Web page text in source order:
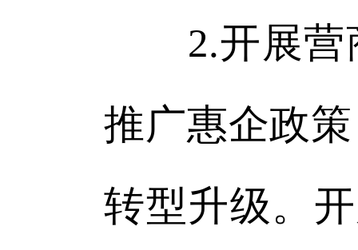
2.开展营商
推广惠企政
转型升级。